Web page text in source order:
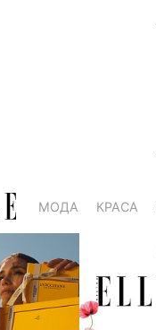
МОДА КРАСА